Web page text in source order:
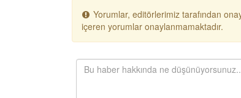
Yorumlar, editörlerimiz tarafından
içeren yorumlar onaylanmamaktadır.